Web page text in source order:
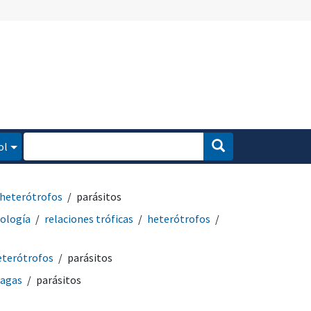
heterótrofos
parásitos
relaciones tróficas heterótrofos
parásitos
parásitos